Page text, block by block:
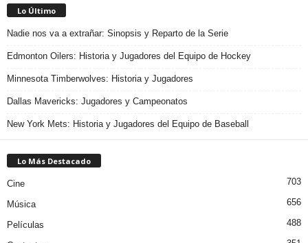
Lo Último
Nadie nos va a extrañar: Sinopsis y Reparto de la Serie
Edmonton Oilers: Historia y Jugadores del Equipo de Hockey
Minnesota Timberwolves: Historia y Jugadores
Dallas Mavericks: Jugadores y Campeonatos
New York Mets: Historia y Jugadores del Equipo de Baseball
Lo Más Destacado
Cine 703
Música 656
Películas 488